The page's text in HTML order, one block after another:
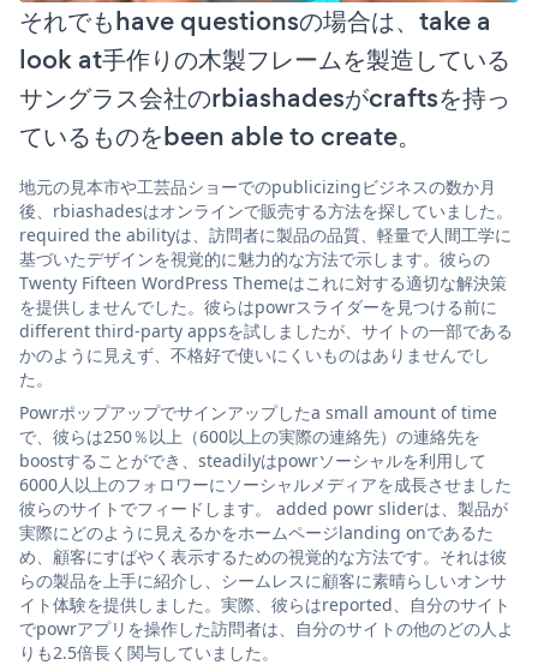
それでもhave questionsの場合は、take a
look at手作りの木製フレームを製造している
サングラス会社のrbiashadesがcraftsを持っ
ているものをbeen able to create。
地元の見本市や工芸品ショーでのpublicizingビジネスの数か月
後、rbiashadesはオンラインで販売する方法を探していました。
required the abilityは、訪問者に製品の品質、軽量で人間工学に
基づいたデザインを視覚的に魅力的な方法で示します。彼らの
Twenty Fifteen WordPress Themeはこれに対する適切な解決策
を提供しませんでした。彼らはpowrスライダーを見つける前に
different third-party appsを試しましたが、サイトの一部である
かのように見えず、不格好で使いにくいものはありませんでし
た。
Powrポップアップでサインアップしたa small amount of time
で、彼らは250％以上（600以上の実際の連絡先）の連絡先を
boostすることができ、steadilyはpowrソーシャルを利用して
6000人以上のフォロワーにソーシャルメディアを成長させました
彼らのサイトでフィードします。 added powr sliderは、製品が
実際にどのように見えるかをホームページlanding onであるた
め、顧客にすばやく表示するための視覚的な方法です。それは彼
らの製品を上手に紹介し、シームレスに顧客に素晴らしいオンサ
イト体験を提供しました。実際、彼らはreported、自分のサイト
でpowrアプリを操作した訪問者は、自分のサイトの他のどの人よ
りも2.5倍長く関与していました。